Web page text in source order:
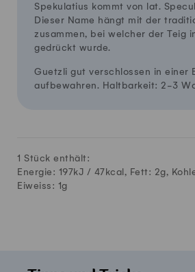
Spekulatius kommt von lat.
Dieser Name hängt mit der
zusammen, bei welcher der Teig
gedrückt wurde.
Guetzli gut verschlossen in einer
aufbewahren. Haltbarkeit: 2-3
1 Stück enthält:
Energie: 197kJ / 47 kcal, Fett: 2g,
Eiweiss: 1g